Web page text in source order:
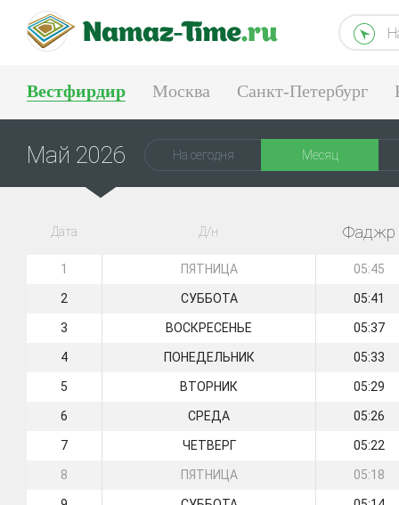
Вестфирдир Москва Санкт-Петербург
Май 2026 На сегодня Месяц
Дата Д/н Фаджр
1 ПЯТНИЦА 05:45
2 СУББОТА 05:41
3 ВОСКРЕСЕНЬЕ 05:37
4 ПОНЕДЕЛЬНИК 05:33
5 ВТОРНИК 05:29
6 СРЕДА 05:26
7 ЧЕТВЕРГ 05:22
8 ПЯТНИЦА 05:18